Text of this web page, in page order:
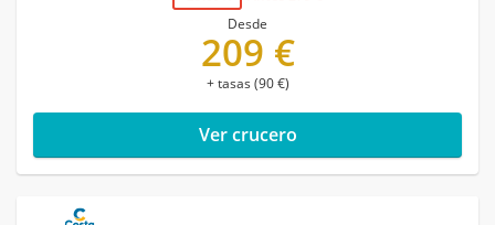
Desde
209 €
+ tasas (90 €)
Ver crucero